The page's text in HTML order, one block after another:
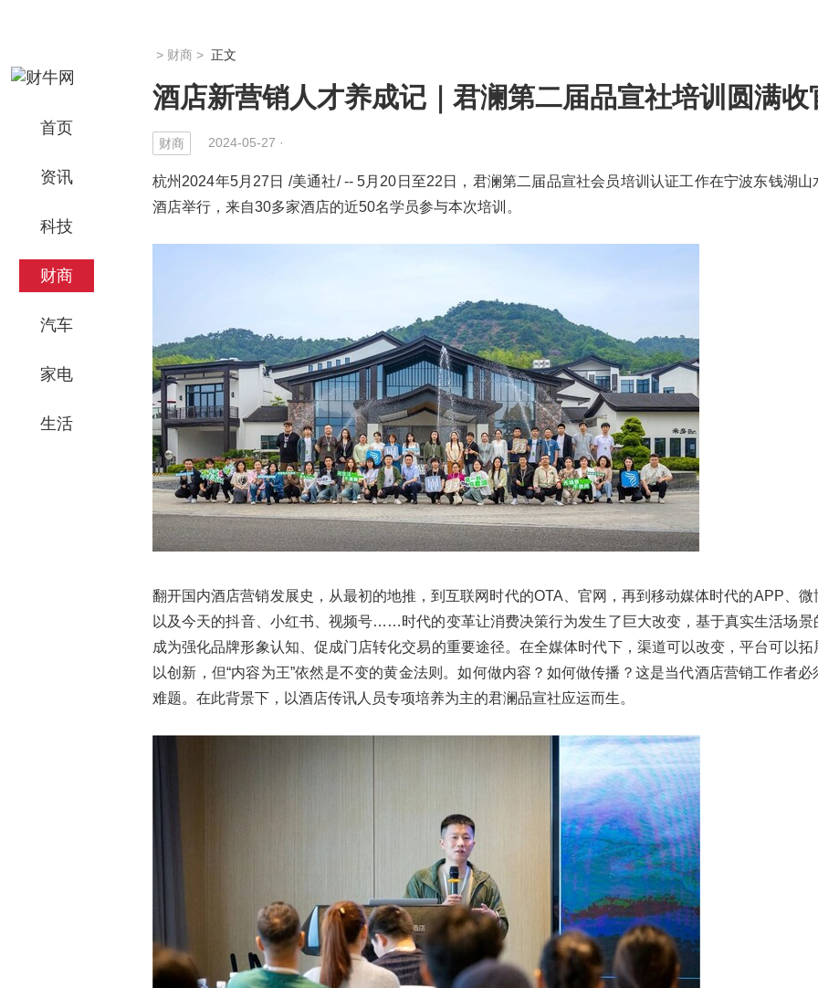
首页
资讯
科技
财商
汽车
家电
生活
> 财商 > 正文
酒店新营销人才养成记｜君澜第二届品宣社培训圆满收
财商 2024-05-27 ·
杭州2024年5月27日 /美通社/ -- 5月20日至22日，君澜第二届品宣社会员培训认证工作在宁波东钱湖山
酒店举行，来自30多家酒店的近50名学员参与本次培训。
翻开国内酒店营销发展史，从最初的地推，到互联网时代的OTA、官网，再到移动媒体时代的APP、微
以及今天的抖音、小红书、视频号……时代的变革让消费决策行为发生了巨大改变，基于真实生活场景
成为强化品牌形象认知、促成门店转化交易的重要途径。在全媒体时代下，渠道可以改变，平台可以拓
以创新，但“内容为王”依然是不变的黄金法则。如何做内容？如何做传播？这是当代酒店营销工作者必
难题。在此背景下，以酒店传讯人员专项培养为主的君澜品宣社应运而生。